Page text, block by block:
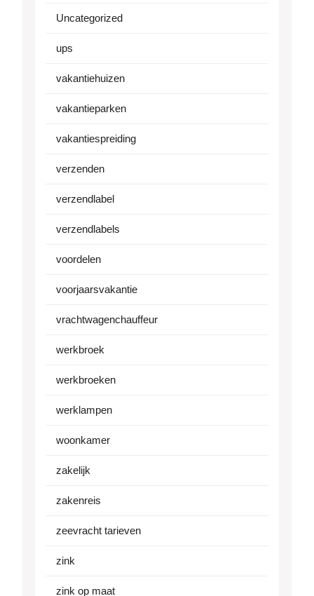
Uncategorized
ups
vakantiehuizen
vakantieparken
vakantiespreiding
verzenden
verzendlabel
verzendlabels
voordelen
voorjaarsvakantie
vrachtwagenchauffeur
werkbroek
werkbroeken
werklampen
woonkamer
zakelijk
zakenreis
zeevracht tarieven
zink
zink op maat